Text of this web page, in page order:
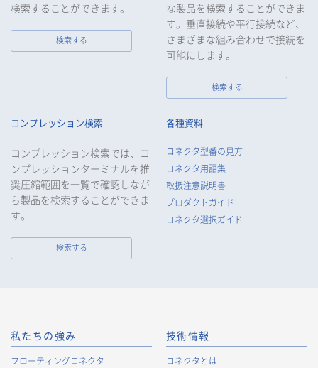
検索することができます。
検索する
な製品を検索することができま
す。垂直接続や平行接続など、
さまざまな組み合わせで接続を
可能にします。
検索する
コンプレッション検索
コンプレッション検索では、コ
ンプレッションターミナルを推
奨圧縮範囲を一覧で確認しなが
ら製品を検索することができま
す。
検索する
各種資料
コネクタ型番の見方
コネクタ用語集
取扱注意説明書
プロダクトガイド
コネクタ選択ガイド
私たちの強み
フローティングコネクタ
技術情報
コネクタとは